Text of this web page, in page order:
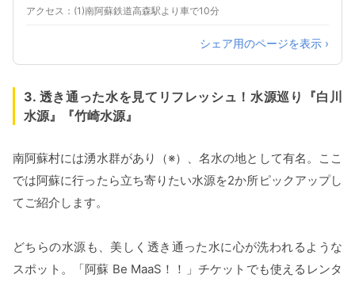
アクセス
(1)南阿蘇鉄道高森駅より車で10分
シェア用のページを表示 ›
3. 透き通った水を見てリフレッシュ！水源巡り『白川
水源』『竹崎水源』
南阿蘇村には湧水群があり（※）、名水の地として有名。ここ
では阿蘇に行ったら立ち寄りたい水源を2か所ピックアップし
てご紹介します。
どちらの水源も、美しく透き通った水に心が洗われるような
スポット。「阿蘇 Be MaaS！！」チケットでも使えるレンタ